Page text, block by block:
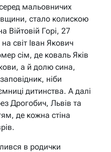
мальовничих
стало колискою
Війтовій Горі, 27
світ Іван Якович
сім, де коваль Яків
а й долю сина,
ніби
дитинства. А далі
Дрогобич, Львів та
де кожна стіна
в родички